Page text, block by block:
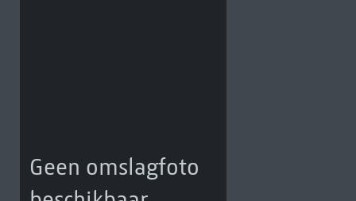
Geen omslagfoto